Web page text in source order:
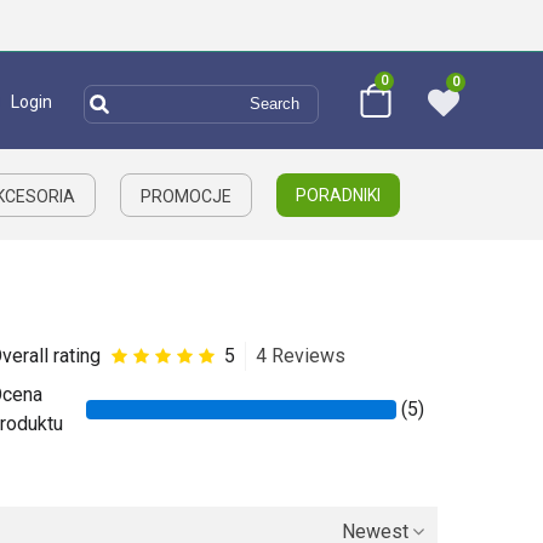
Login
0 0
PROMOCJE PORADNIKI
rating 5
4 Reviews
(5)
Newest